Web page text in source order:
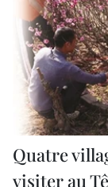
Quatre
visiter au